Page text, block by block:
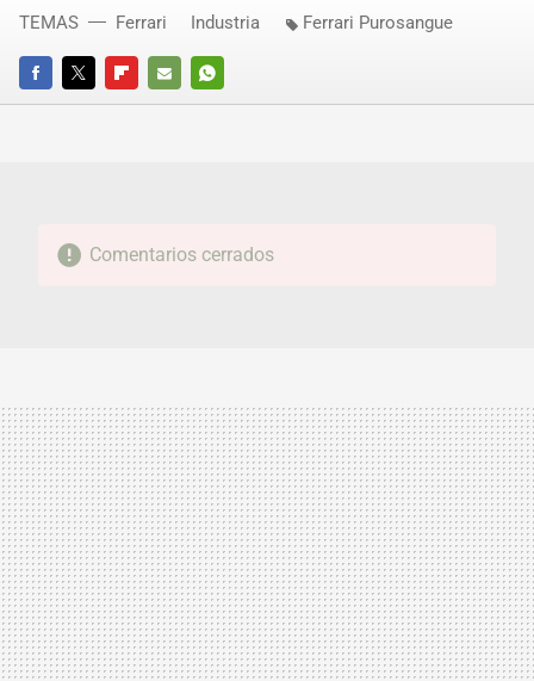
FACEBOOKTWITTERFLIPBOARD
E-
WHATSAPP
TEMAS Ferrari Industria Ferrari Purosangue
Comentarios cerrados